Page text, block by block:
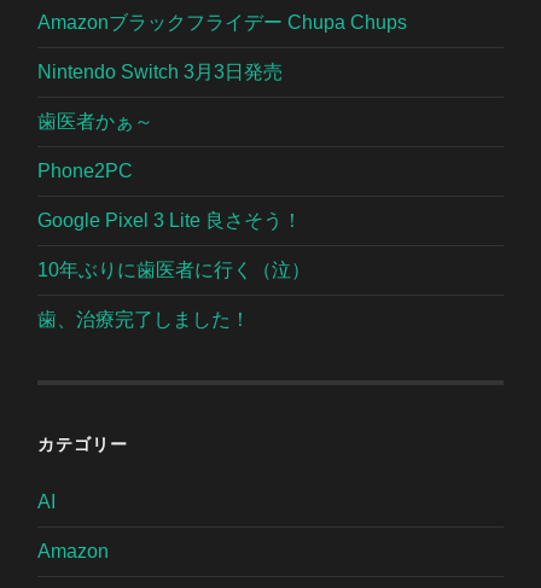
Amazonブラックフライデー Chupa Chups
Nintendo Switch 3月3日発売
歯医者かぁ～
Phone2PC
Google Pixel 3 Lite 良さそう！
10年ぶりに歯医者に行く（泣）
歯、治療完了しました！
カテゴリー
AI
Amazon